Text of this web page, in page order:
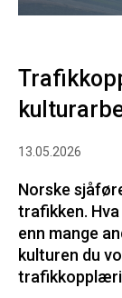
13.05.2026
Norske
trafikken.
enn mange
kulturen du